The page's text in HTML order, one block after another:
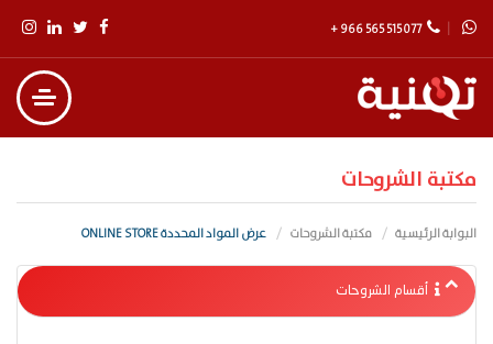
+ 966 565 515 077
مكتبة الشروحات
البوابة الرئيسية مكتبة الشروحات عرض المواد المحددة ONLINE STORE
أقسام الشروحات